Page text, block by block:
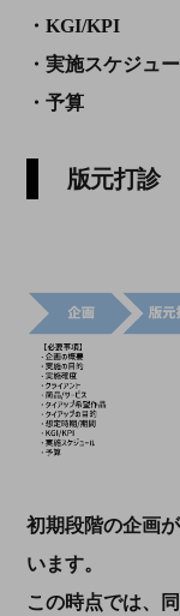
・KGI/KPI
・実施スケジュ
・予算
版元打診
初期段階の企画
います。
この時点では、